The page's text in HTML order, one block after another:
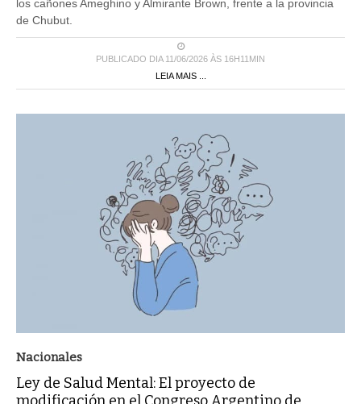
los cañones Ameghino y Almirante Brown, frente a la provincia
de Chubut.
PUBLICADO DIA 11/06/2026 ÀS 16H11MIN
LEIA MAIS ...
Nacionales
Ley de Salud Mental: El proyecto de